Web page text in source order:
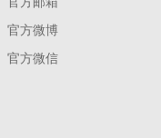
官方微博
官方微信